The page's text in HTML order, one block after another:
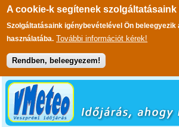
A cookie-k segítenek
Szolgáltatásaink igénybevételével Ön beleegyezik
használatába. További információt kérek!
Rendben, beleegyezem!
Ugrás a tartalomra